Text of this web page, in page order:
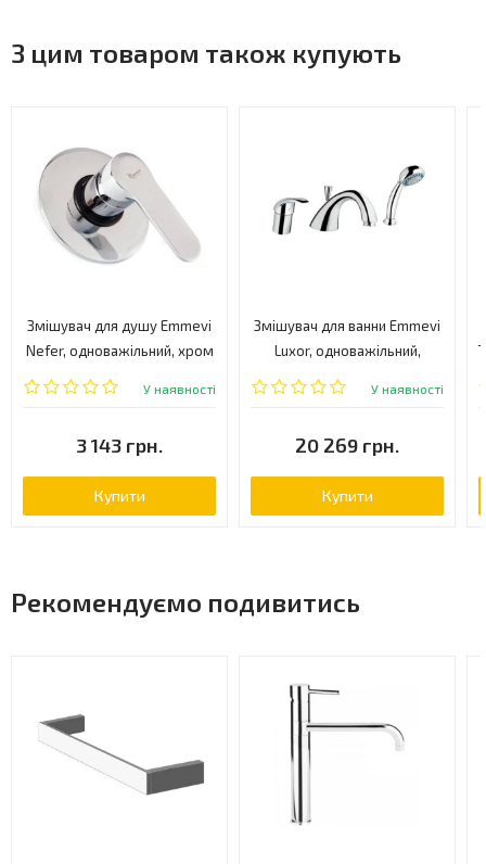
З цим товаром також купують
Змішувач для душу Emmevi
Nefer, одноважільний, хром
(CR77009)
У наявності
3 143 грн.
Купити
Змішувач для ванни Emmevi
Luxor, одноважільний,
золото (OR70120R)
У наявності
20 269 грн.
Купити
Рекомендуємо подивитись